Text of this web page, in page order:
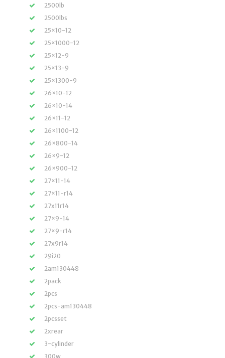
2500lb
2500lbs
25×10-12
25×1000-12
25×12-9
25×13-9
25×1300-9
26×10-12
26×10-14
26×11-12
26×1100-12
26×800-14
26×9-12
26×900-12
27×11-14
27×11-r14
27x11r14
27×9-14
27×9-r14
27x9r14
29i20
2am130448
2pack
2pcs
2pcs-am130448
2pcsset
2xrear
3-cylinder
300w